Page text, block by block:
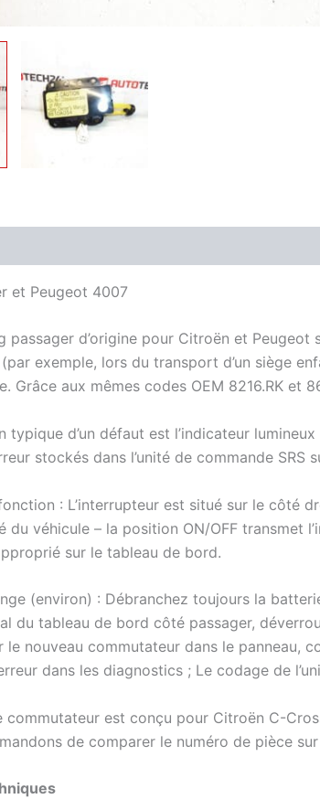
et Peugeot 4007
passager d’origine pour Citroën et
(par exemple, lors du transport d’un siège
Grâce aux mêmes codes OEM 8216.RK et
typique d’un défaut est l’indicateur
stockés dans l’unité de commande
: L’interrupteur est situé sur le côté
du véhicule – la position ON/OFF transmet
sur le tableau de bord.
(environ) : Débranchez toujours la
du tableau de bord côté passager,
le nouveau commutateur dans le panneau,
dans les diagnostics ; Le codage de
est conçu pour Citroën C-
de comparer le numéro de pièce